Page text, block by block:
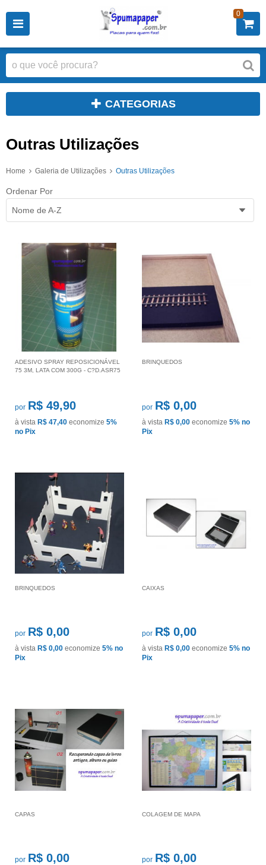
0
CATEGORIAS
Outras Utilizações
Home Galeria de Utilizações Outras Utilizações
Ordenar Por
Nome de A-Z
ADESIVO SPRAY REPOSICIONÁVEL
75 3M, LATA COM 300G - C?D.ASR75
por R$ 49,90
à vista R$ 47,40 economize 5%
no Pix
BRINQUEDOS
por R$ 0,00
à vista R$ 0,00 economize 5% no
Pix
BRINQUEDOS
por R$ 0,00
à vista R$ 0,00 economize 5% no
Pix
CAIXAS
por R$ 0,00
à vista R$ 0,00 economize 5% no
Pix
CAPAS
por R$ 0,00
COLAGEM DE MAPA
por R$ 0,00